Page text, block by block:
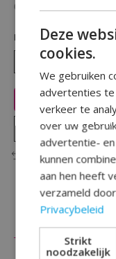
Beschikbaarheid
Hoeveelheid:
Toevoegen om te
Reviews (0)
Deze
cookies.
We gebruiken
advertenties te
verkeer te
over uw
advertentie-
kunnen
aan hen heeft
verzameld
Privacybeleid
Strikt
noodzakelijk